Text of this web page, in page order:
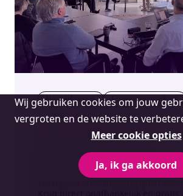
Cookie
melding
Wij gebruiken cookies om jouw
vergroten en de website te
Meer cookie opties
Ja, ik ga akkoord
Financieringstafel oktober
Netwerksessie Financieringsadvies
Midpoint Brabant | Tilburg
Vr 30 oktober | 09:30 - 11:30 uur